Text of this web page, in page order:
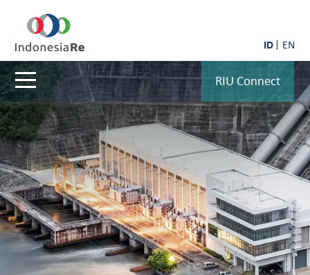
ID EN
RIU Connect